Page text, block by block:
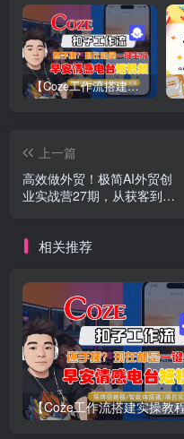
【Coze工作流搭建实操教程】【coze】早安情感电台日签视频还在手动做？用扣子工作流自动生成，省时90%
上一篇
高效做外贸！极简AI外贸创
业实战营27期，从获客到转
相关推荐